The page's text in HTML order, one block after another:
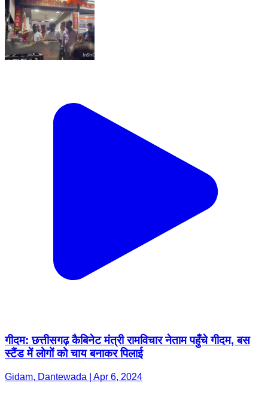
गीदम: छत्तीसगढ़ कैबिनेट मंत्री रामविचार नेताम पहुँचे गीदम, बस
स्टैंड में लोगों को चाय बनाकर पिलाई
Gidam, Dantewada | Apr 6, 2024